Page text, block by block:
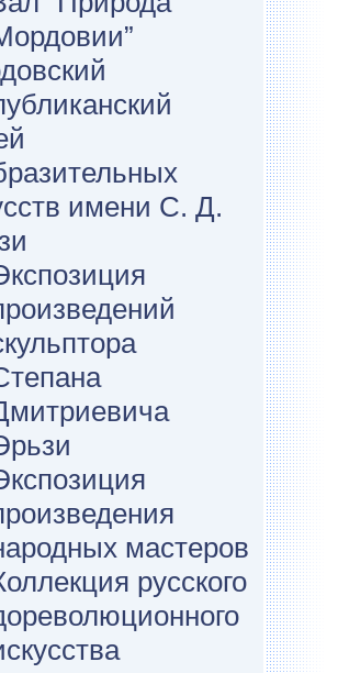
имени С. Д.
мастеров
русского